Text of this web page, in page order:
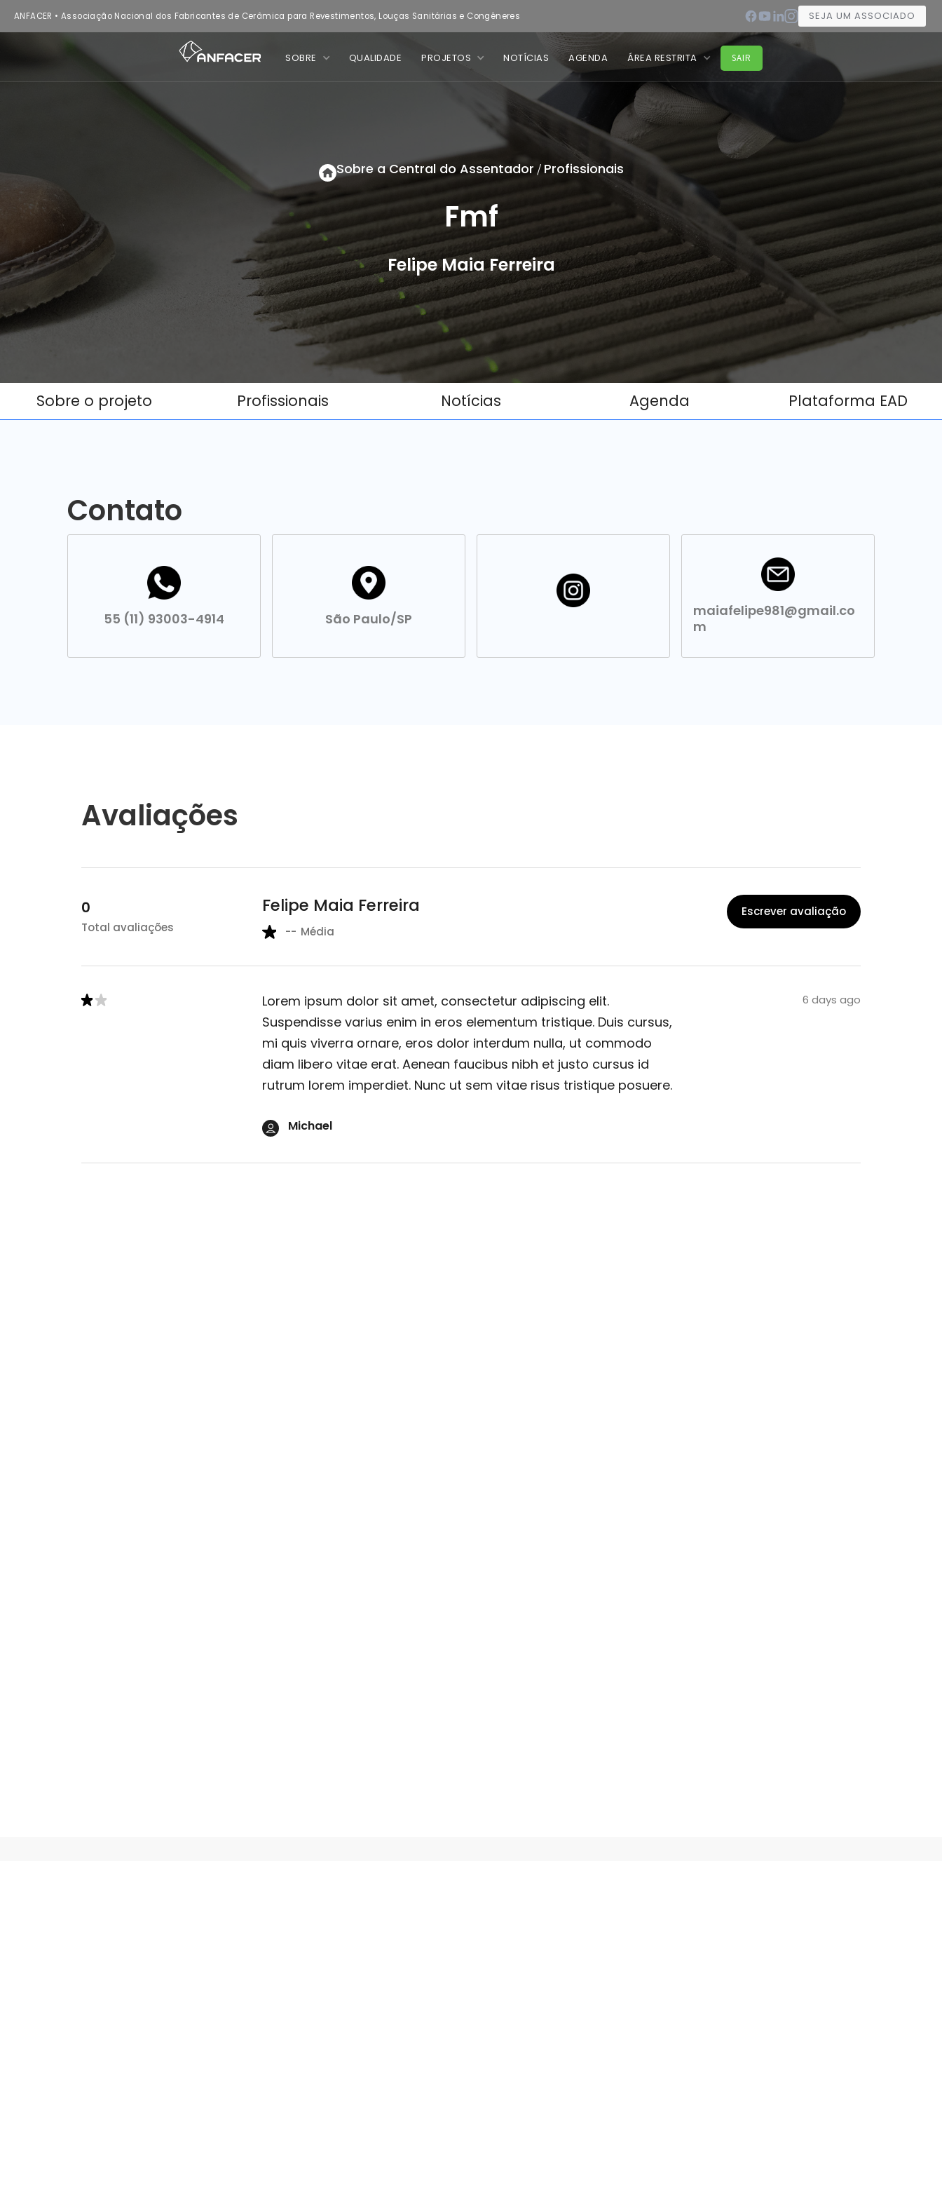
ANFACER • Associação Nacional dos Fabricantes de Cerâmica para Revestimentos, Louças Sanitárias e Congêneres SEJA UM ASSOCIADO
SOBRE QUALIDADE PROJETOS NOTÍCIAS AGENDA ÁREA RESTRITA SAIR
Sobre a Central do Assentador / Profissionais
Fmf
Felipe Maia Ferreira
Sobre o projeto Profissionais Notícias Agenda Plataforma EAD
Contato
55 (11) 93003-4914 São Paulo/SP
maiafelipe981@gmail.co
m
Avaliações
0
Total avaliações
Felipe Maia Ferreira
-- Média
Escrever avaliação
Lorem ipsum dolor sit amet, consectetur adipiscing elit.
Suspendisse varius enim in eros elementum tristique. Duis cursus,
mi quis viverra ornare, eros dolor interdum nulla, ut commodo
diam libero vitae erat. Aenean faucibus nibh et justo cursus id
rutrum lorem imperdiet. Nunc ut sem vitae risus tristique posuere.
Michael
6 days ago